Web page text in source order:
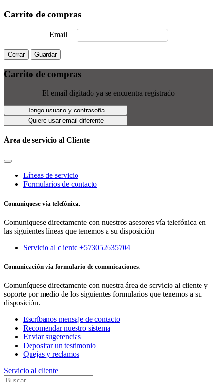
Carrito de compras
Email
Cerrar Guardar
Carrito de compras
El email digitado ya se encuentra registrado
Tengo usuario y contraseña
Quiero usar email diferente
Área de servicio al Cliente
Líneas de servicio
Formularios de contacto
Comuniquese vía telefónica.
Comuniquese directamente con nuestros asesores vía telefónica en
las siguientes líneas que tenemos a su disposición.
Servicio al cliente +573052635704
Comunicación vía formulario de comunicaciones.
Comuníquese directamente con nuestra área de servicio al cliente y
soporte por medio de los siguientes formularios que tenemos a su
disposición.
Escríbanos mensaje de contacto
Recomendar nuestro sistema
Enviar sugerencias
Depositar un testimonio
Quejas y reclamos
Servicio al cliente